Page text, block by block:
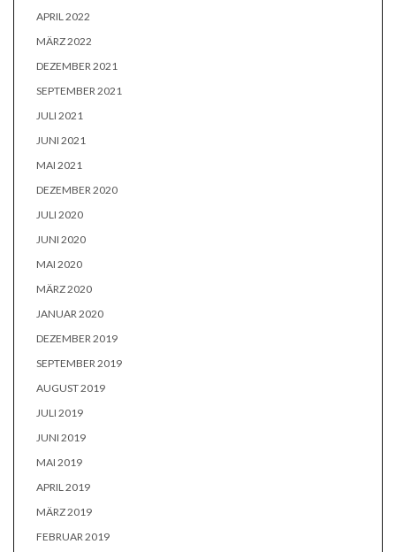
APRIL 2022
MÄRZ 2022
DEZEMBER 2021
SEPTEMBER 2021
JULI 2021
JUNI 2021
MAI 2021
DEZEMBER 2020
JULI 2020
JUNI 2020
MAI 2020
MÄRZ 2020
JANUAR 2020
DEZEMBER 2019
SEPTEMBER 2019
AUGUST 2019
JULI 2019
JUNI 2019
MAI 2019
APRIL 2019
MÄRZ 2019
FEBRUAR 2019